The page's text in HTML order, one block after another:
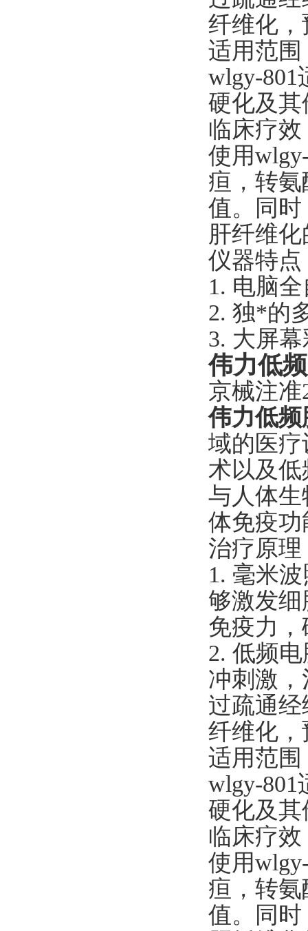
纤维化
适用范围
wlgy-801
硬化及
临床疗效
使用
疸，转氨
值。同
肝纤维
仪器特点
1. 电脑
2. 独*的
3. 大屏
伟力低
京械注准
伟力低
域的医
术以及
与人体
体免疫
治疗原理
1. 毫米
够激发
免疫力
2. 低频
冲刺激
过疏通
纤维化
适用范围
wlgy-801
硬化及
临床疗效
使用
疸，转氨
值。同